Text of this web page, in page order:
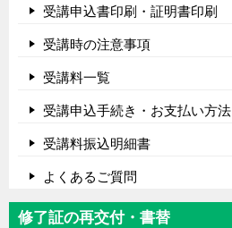
受講申込書印刷・証明書印刷
受講時の注意事項
受講料一覧
受講申込手続き・お支払い方法
受講料振込明細書
よくあるご質問
修了証の再交付・書替